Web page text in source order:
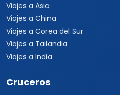
Viajes a Asia
Viajes a China
Viajes a Corea del Sur
Viajes a Tailandia
Viajes a India
Cruceros